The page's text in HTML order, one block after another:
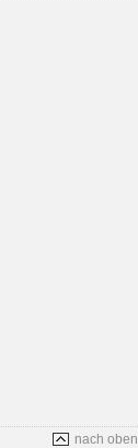
nach oben